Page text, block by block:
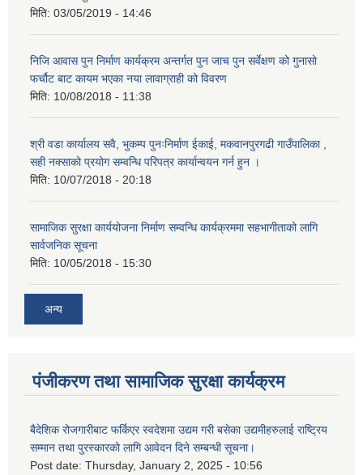
मिति: 03/05/2019 - 14:46
निजि आवास पुन निर्माण कार्यक्रम अन्तर्गत पुन जाच पुन सर्वेक्षण को गुनासो
फर्चौट बाट कायम भएका नया लावाग्राही को विवरण
मिति: 10/08/2018 - 11:38
श्री वडा कार्यालय सवै, भुकम्प पुनःनिर्माण ईकाई, मकवानपुरगढी गाउँपालिका ,
सही नक्साको प्रयोग सम्वन्धि परिपत्र कार्यान्वयन गर्न हुन ।
मिति: 10/07/2018 - 20:18
सामाजिक सुरक्षा कार्ययोजना निर्माण सम्वन्धि कार्यक्रममा सहभागीताको लागि
सार्वजनिक सूचना
मिति: 10/05/2018 - 15:30
अन्य
पंजीकरण तथा सामाजिक सुरक्षा कार्यक्रम
बैदेशिक रोजगारीबाट फर्किएर स्वदेशमा उद्यम गरी बसेका उद्यमीहरुलाई राष्‍ट्रिय
सम्मान तथा पुरस्कारको लागि आवेदन दिने सम्बन्धी सूचना।
Post date: Thursday, January 2, 2025 - 10:56